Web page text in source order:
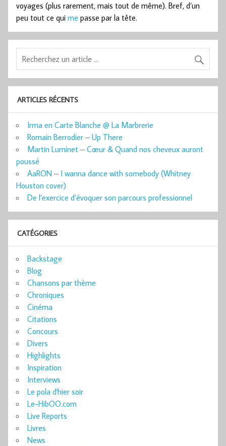
voyages (plus rarement, mais tout de même). Bref, d’un
peu tout ce qui me passe par la tête.
ARTICLES RÉCENTS
Irma en Carte Blanche @ La Marbrerie
Romain Berrodier – Up There
Martin Luminet – Cœur & Quand nos cheveux auront
poussé
AaRON – I wanna dance with somebody (Whitney
Houston cover)
De l’exercice d’évoquer son parcours professionnel
CATÉGORIES
Backstage
Blog
Chansons par thème
Chroniques
Cinéma
Citations
Concours
Divers
Highlights
Inspiration
Interviews
Le pola d'hier soir
Le-HibOO.com
Live Reports
Livres
News